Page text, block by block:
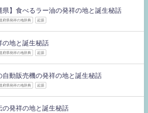
県】食べるラー油の発祥の地と誕生秘話
府県発祥の地辞典 起源
の地と誕生秘話
府県発祥の地辞典 起源
自動販売機の発祥の地と誕生秘話
府県発祥の地辞典 起源
の発祥の地と誕生秘話